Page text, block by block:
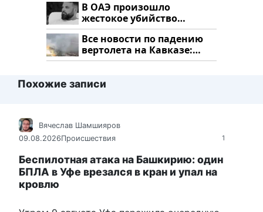
В ОАЭ произошло
жестокое убийство
криптомиллионера
Все новости по падению
вертолета на Кавказе:
читать здесь
Похожие записи
1
Вячеслав Шамшияров
09.08.2026Происшествия
Беспилотная атака на Башкирию: один
БПЛА в Уфе врезался в кран и упал на
кровлю